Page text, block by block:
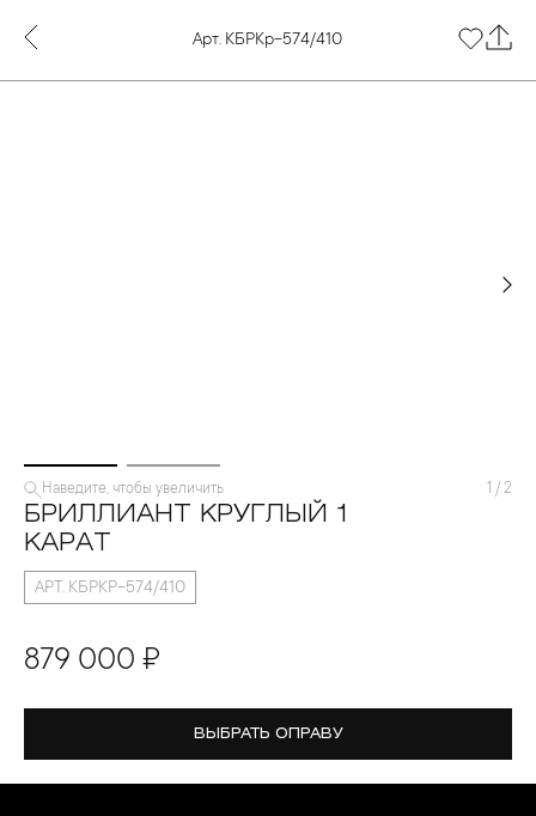
Арт. КБРКр-574/410
Наведите, чтобы увеличить 1 / 2
БРИЛЛИАНТ КРУГЛЫЙ 1
КАРАТ
АРТ. КБРКР-574/410
879 000 ₽
ВЫБРАТЬ ОПРАВУ